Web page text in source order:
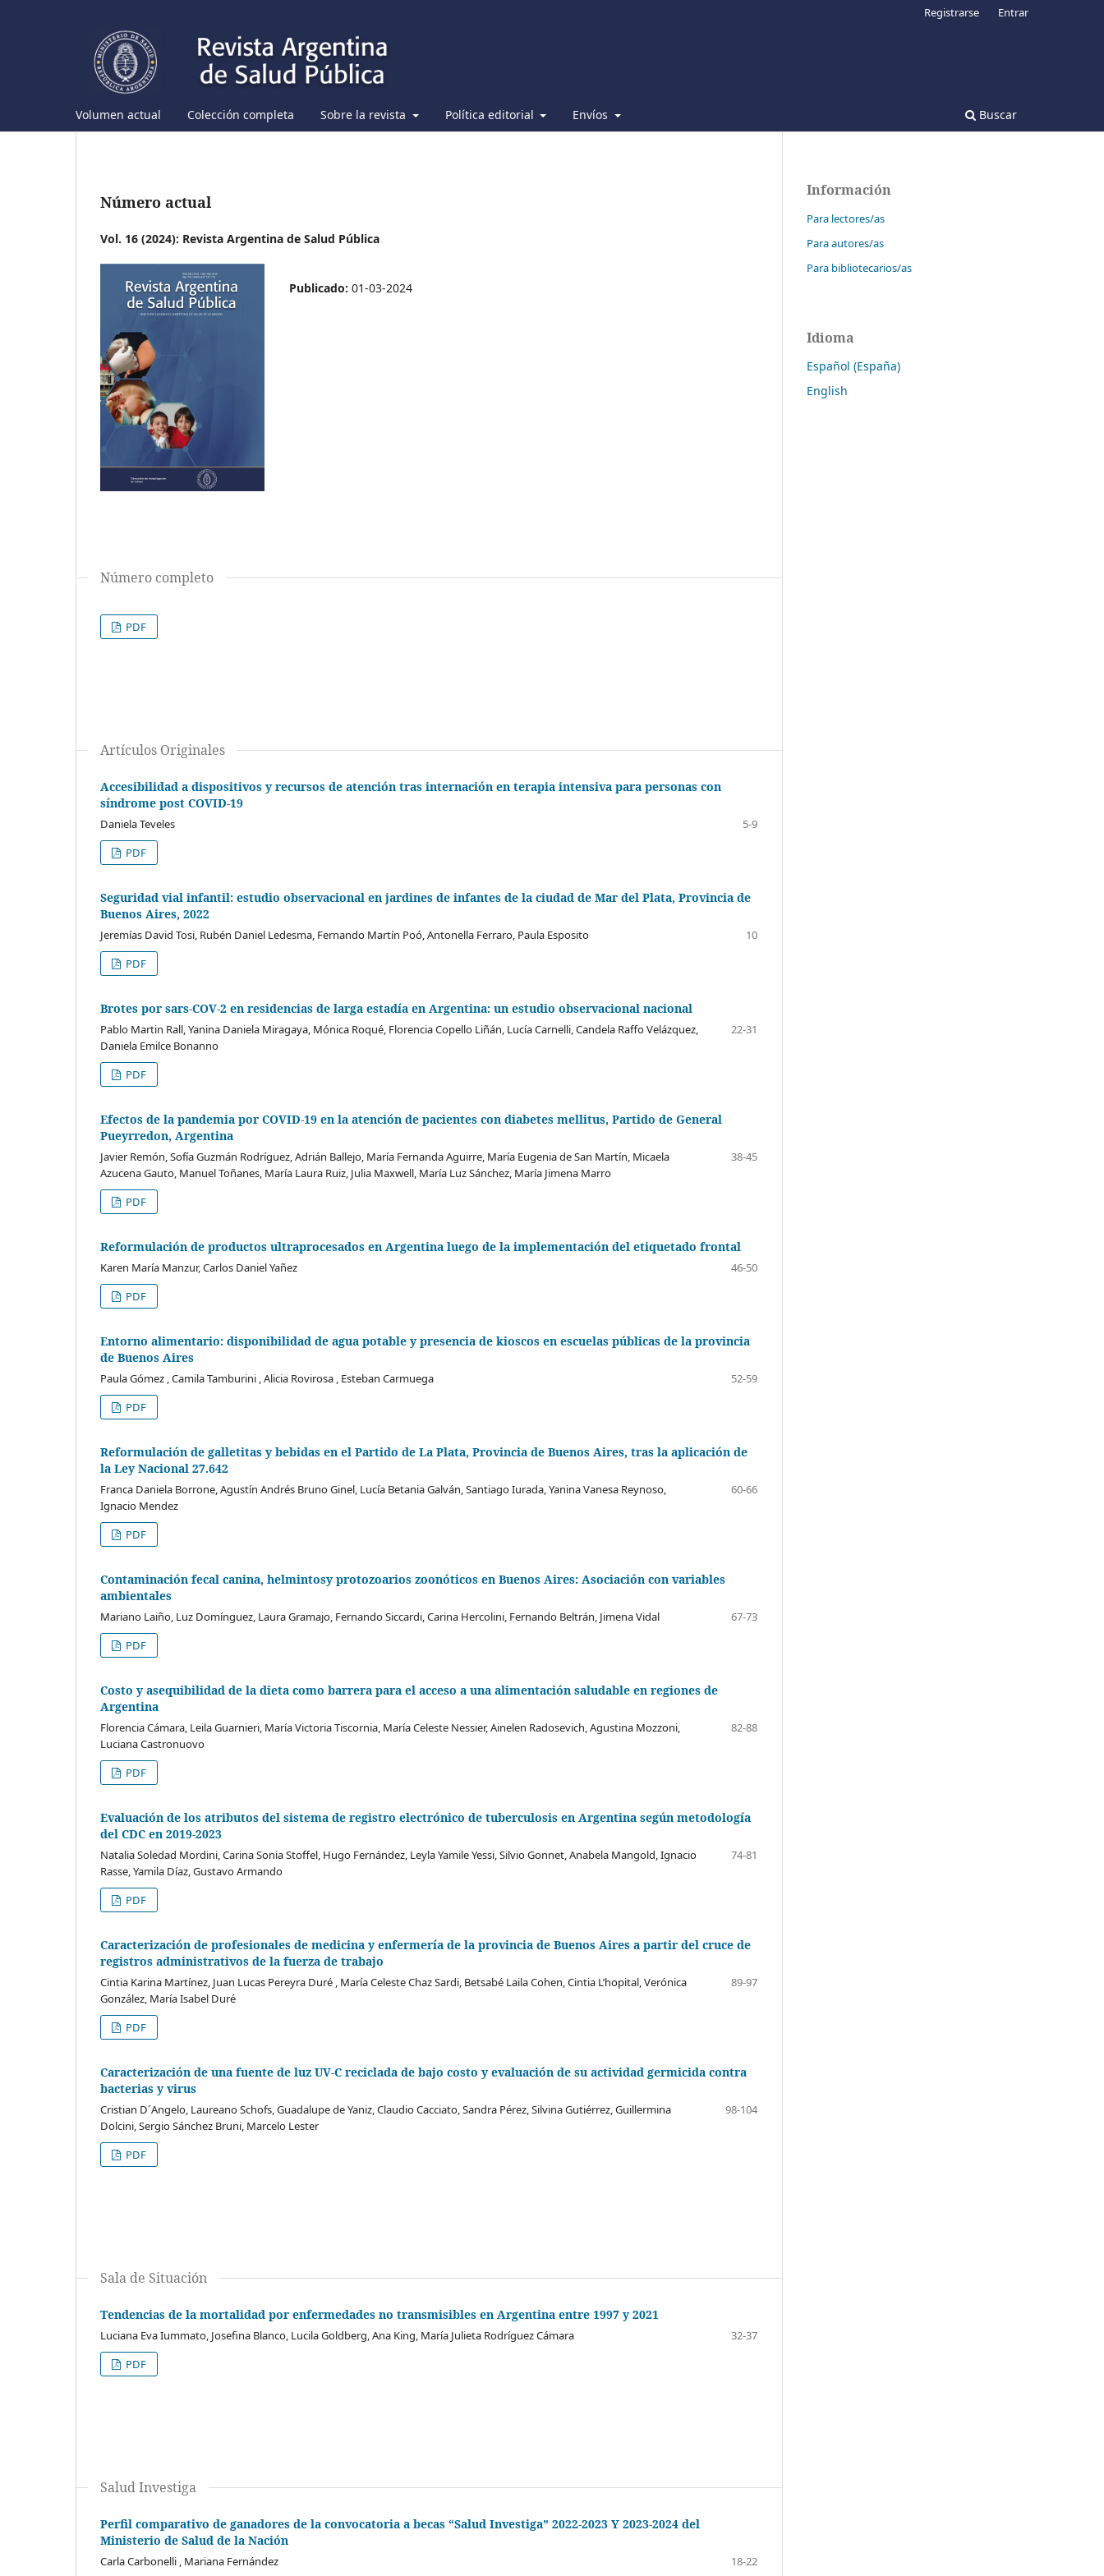
Volumen actual Colección completa Sobre la revista Política editorial Envíos Buscar
Registrarse Entrar
Número actual
Vol. 16 (2024): Revista Argentina de Salud Pública
Publicado: 01-03-2024
Número completo
PDF
Artículos Originales
Accesibilidad a dispositivos y recursos de atención tras internación en terapia intensiva para personas con
síndrome post COVID-19
Daniela Teveles
5-9
PDF
Seguridad vial infantil: estudio observacional en jardines de infantes de la ciudad de Mar del Plata, Provincia de
Buenos Aires, 2022
Jeremías David Tosi, Rubén Daniel Ledesma, Fernando Martín Poó, Antonella Ferraro, Paula Esposito
10
PDF
Brotes por sars-COV-2 en residencias de larga estadía en Argentina: un estudio observacional nacional
Pablo Martin Rall, Yanina Daniela Miragaya, Mónica Roqué, Florencia Copello Liñán, Lucía Carnelli, Candela Raffo Velázquez,
Daniela Emilce Bonanno
22-31
PDF
Efectos de la pandemia por COVID-19 en la atención de pacientes con diabetes mellitus, Partido de General
Pueyrredon, Argentina
Javier Remón, Sofía Guzmán Rodríguez, Adrián Ballejo, María Fernanda Aguirre, María Eugenia de San Martín, Micaela
Azucena Gauto, Manuel Toñanes, María Laura Ruiz, Julia Maxwell, María Luz Sánchez, María Jimena Marro
38-45
PDF
Reformulación de productos ultraprocesados en Argentina luego de la implementación del etiquetado frontal
Karen María Manzur, Carlos Daniel Yañez
46-50
PDF
Entorno alimentario: disponibilidad de agua potable y presencia de kioscos en escuelas públicas de la provincia
de Buenos Aires
Paula Gómez , Camila Tamburini , Alicia Rovirosa , Esteban Carmuega
52-59
PDF
Reformulación de galletitas y bebidas en el Partido de La Plata, Provincia de Buenos Aires, tras la aplicación de
la Ley Nacional 27.642
Franca Daniela Borrone, Agustín Andrés Bruno Ginel, Lucía Betania Galván, Santiago Iurada, Yanina Vanesa Reynoso,
Ignacio Mendez
60-66
PDF
Contaminación fecal canina, helmintosy protozoarios zoonóticos en Buenos Aires: Asociación con variables
ambientales
Mariano Laiño, Luz Domínguez, Laura Gramajo, Fernando Siccardi, Carina Hercolini, Fernando Beltrán, Jimena Vidal
67-73
PDF
Costo y asequibilidad de la dieta como barrera para el acceso a una alimentación saludable en regiones de
Argentina
Florencia Cámara, Leila Guarnieri, María Victoria Tiscornia, María Celeste Nessier, Ainelen Radosevich, Agustina Mozzoni,
Luciana Castronuovo
82-88
PDF
Evaluación de los atributos del sistema de registro electrónico de tuberculosis en Argentina según metodología
del CDC en 2019-2023
Natalia Soledad Mordini, Carina Sonia Stoffel, Hugo Fernández, Leyla Yamile Yessi, Silvio Gonnet, Anabela Mangold, Ignacio
Rasse, Yamila Díaz, Gustavo Armando
74-81
PDF
Caracterización de profesionales de medicina y enfermería de la provincia de Buenos Aires a partir del cruce de
registros administrativos de la fuerza de trabajo
Cintia Karina Martínez, Juan Lucas Pereyra Duré , María Celeste Chaz Sardi, Betsabé Laila Cohen, Cintia L’hopital, Verónica
González, María Isabel Duré
89-97
PDF
Caracterización de una fuente de luz UV-C reciclada de bajo costo y evaluación de su actividad germicida contra
bacterias y virus
Cristian D´Angelo, Laureano Schofs, Guadalupe de Yaniz, Claudio Cacciato, Sandra Pérez, Silvina Gutiérrez, Guillermina
Dolcini, Sergio Sánchez Bruni, Marcelo Lester
98-104
PDF
Sala de Situación
Tendencias de la mortalidad por enfermedades no transmisibles en Argentina entre 1997 y 2021
Luciana Eva Iummato, Josefina Blanco, Lucila Goldberg, Ana King, María Julieta Rodríguez Cámara
32-37
PDF
Salud Investiga
Perfil comparativo de ganadores de la convocatoria a becas “Salud Investiga” 2022-2023 Y 2023-2024 del
Ministerio de Salud de la Nación
Carla Carbonelli , Mariana Fernández
18-22
Información
Para lectores/as
Para autores/as
Para bibliotecarios/as
Idioma
Español (España)
English